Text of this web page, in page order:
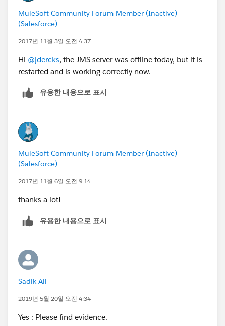
MuleSoft Community Forum Member (Inactive)
(Salesforce)
2017년 11월 3일 오전 4:37
Hi @jdercks, the JMS server was offline today, but it is
restarted and is working correctly now.
유용한 내용으로 표시
MuleSoft Community Forum Member (Inactive)
(Salesforce)
2017년 11월 6일 오전 9:14
thanks a lot!
유용한 내용으로 표시
Sadik Ali
2019년 5월 20일 오전 4:34
Yes : Please find evidence.